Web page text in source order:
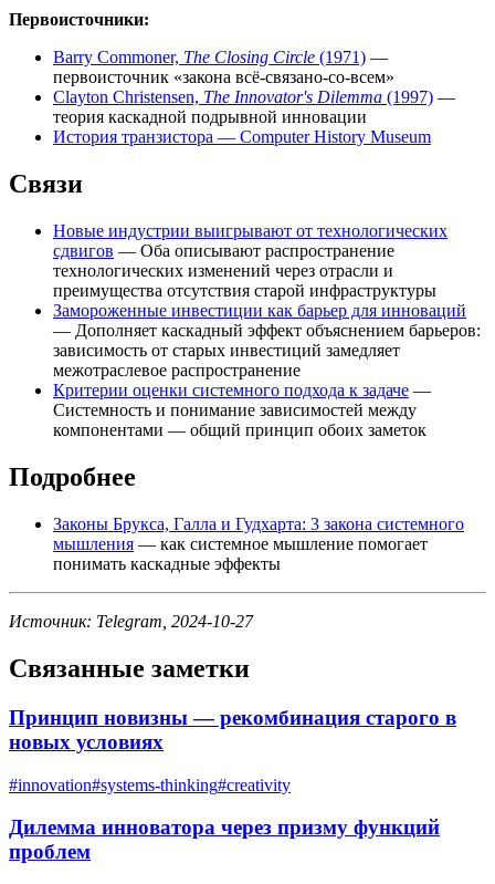
Первоисточники:
Barry Commoner, The Closing Circle (1971) —
первоисточник «закона всё-связано-со-всем»
Clayton Christensen, The Innovator's Dilemma (1997) —
теория каскадной подрывной инновации
История транзистора — Computer History Museum
Связи
Новые индустрии выигрывают от технологических
сдвигов — Оба описывают распространение
технологических изменений через отрасли и
преимущества отсутствия старой инфраструктуры
Замороженные инвестиции как барьер для инноваций
— Дополняет каскадный эффект объяснением барьеров:
зависимость от старых инвестиций замедляет
межотраслевое распространение
Критерии оценки системного подхода к задаче —
Системность и понимание зависимостей между
компонентами — общий принцип обоих заметок
Подробнее
Законы Брукса, Галла и Гудхарта: 3 закона системного
мышления — как системное мышление помогает
понимать каскадные эффекты
Источник: Telegram, 2024-10-27
Связанные заметки
Принцип новизны — рекомбинация старого в
новых условиях
#innovation#systems-thinking#creativity
Дилемма инноватора через призму функций
проблем